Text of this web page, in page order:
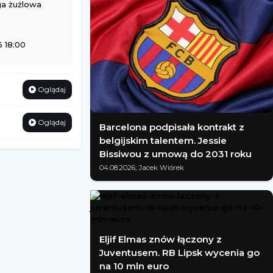
żużlowa
18:00
Oglądaj
Oglądaj
Barcelona podpisała kontrakt z
belgijskim talentem. Jessie
Bissiwou z umową do 2031 roku
04.08.2026; Jacek Wiórek
Eljif Elmas znów łączony z
Juventusem. RB Lipsk wycenia go
na 10 mln euro